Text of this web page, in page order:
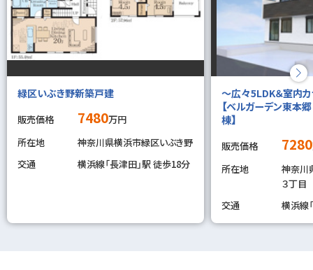
緑区いぶき野新築戸建
販売価格 7480万円
所在地
神奈川県横浜市緑区いぶき野
交通
横浜線「長津田」駅 徒歩18分
～広々5LDK＆室内
【ベルガーデン東本
棟】
販売価格 7280
所在地
神奈川
３丁目
交通
横浜線